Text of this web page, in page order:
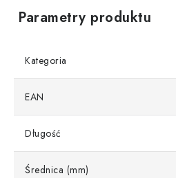
Parametry produktu
Kategoria
EAN
Długość
Średnica (mm)